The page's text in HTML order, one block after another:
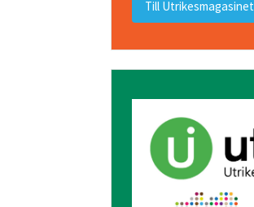
Till Utrikesmagasinet